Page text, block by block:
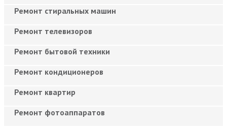
Ремонт стиральных машин
Ремонт телевизоров
Ремонт бытовой техники
Ремонт кондиционеров
Ремонт квартир
Ремонт фотоаппаратов